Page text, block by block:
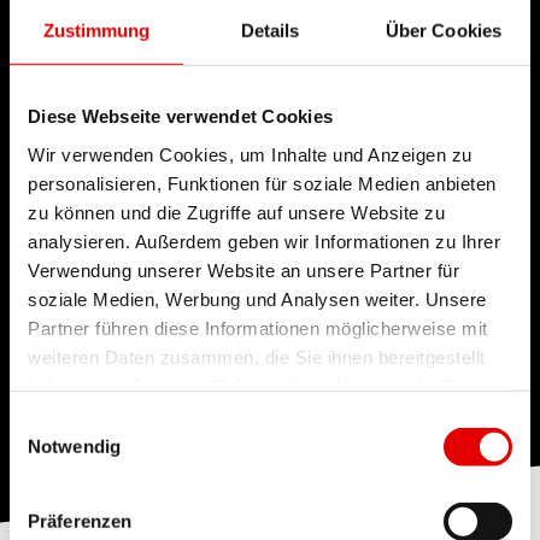
Zustimmung Details Über Cookies
Diese Webseite verwendet Cookies
Wir verwenden Cookies, um Inhalte und Anzeigen zu
personalisieren, Funktionen für soziale Medien anbieten
zu können und die Zugriffe auf unsere Website zu
analysieren. Außerdem geben wir Informationen zu Ihrer
Verwendung unserer Website an unsere Partner für
soziale Medien, Werbung und Analysen weiter. Unsere
Partner führen diese Informationen möglicherweise mit
weiteren Daten zusammen, die Sie ihnen bereitgestellt
Notwendig
Präferenzen